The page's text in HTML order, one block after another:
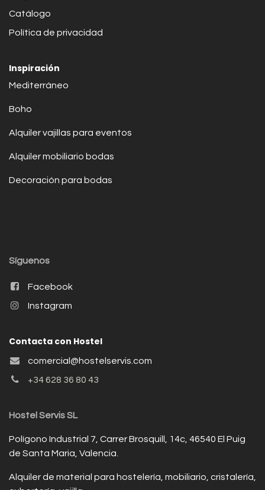
Catálogo
Política de privacidad
Inspiración
Mediterráneo
Boho
Alquiler vajillas para eventos
Alquiler mobiliario bodas
Decoración para bodas
Síguenos
Facebook
Instagram
Contacta con Hostel
comercial@hostelservis.com
+34 628 36 80 43
Hostel Servis SL
Polígono Industrial 7, Carrer Brosquill, 14c, 46540 El Puig
de Santa Maria, Valencia.
Alquiler de material para hostelería, mobiliario, cristalería,